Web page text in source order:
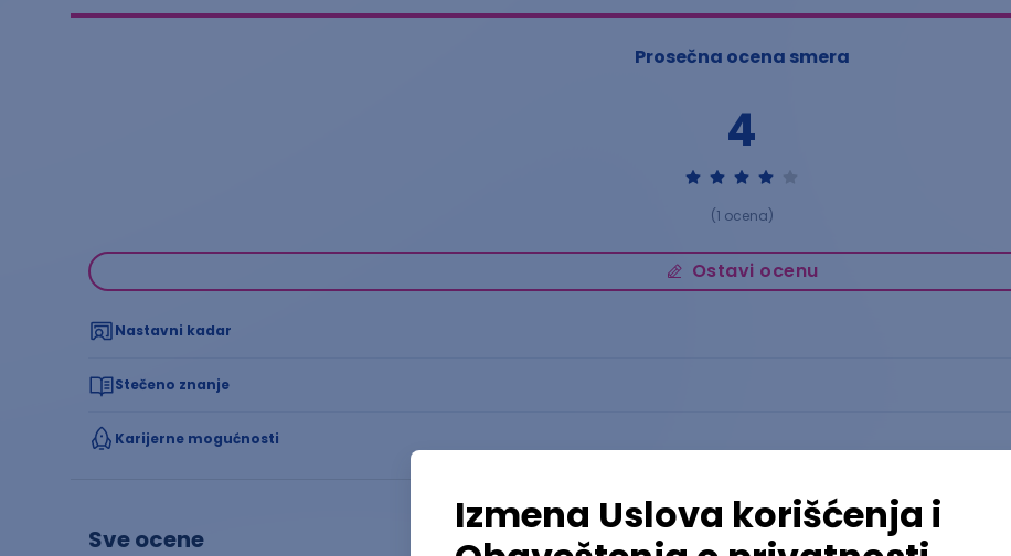
Prosečna ocena smera
4
(1 ocena)
Ostavi ocenu
Nastavni kadar
Stečeno znanje
Karijerne mogućnosti
Sve ocene